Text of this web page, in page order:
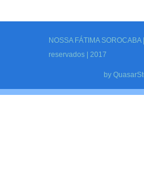
NOSSA FÁTIMA
reservados | 2017
by